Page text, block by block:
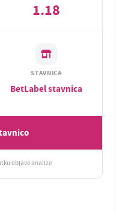
1.18
STAVNICA
BetLabel stavnica
objave analize